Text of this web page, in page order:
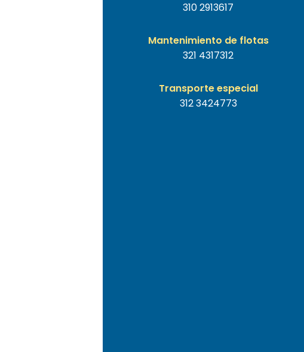
310 2913617
Mantenimiento de flotas
321 4317312
Transporte especial
312 3424773